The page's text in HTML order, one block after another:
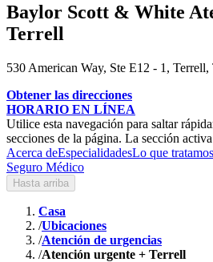
Baylor Scott & White
Terrell
530 American Way, Ste E12 - 1,
Obtener las direcciones
HORARIO EN LÍNEA
Utilice esta navegación para saltar
secciones de la página. La sección
Acerca deEspecialidadesLo que tratamos
Seguro Médico
Hasta arriba
Casa
/Ubicaciones
/Atención de urgencias
/Atención urgente + Terrell